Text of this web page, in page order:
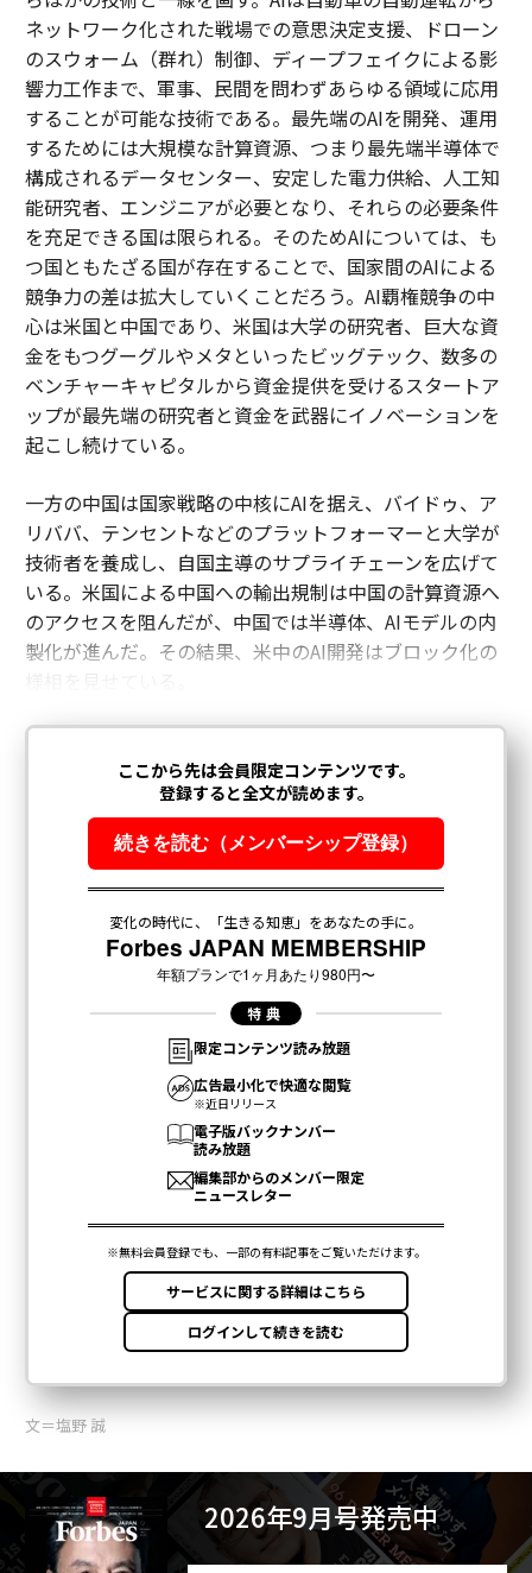
ネットワーク化された戦場での意思決定支援、ドローン
のスウォーム（群れ）制御、ディープフェイクによる影
響力工作まで、軍事、民間を問わずあらゆる領域に応用
することが可能な技術である。最先端のAIを開発、運用
するためには大規模な計算資源、つまり最先端半導体で
構成されるデータセンター、安定した電力供給、人工知
能研究者、エンジニアが必要となり、それらの必要条件
を充足できる国は限られる。そのためAIについては、も
つ国ともたざる国が存在することで、国家間のAIによる
競争力の差は拡大していくことだろう。AI覇権競争の中
心は米国と中国であり、米国は大学の研究者、巨大な資
金をもつグーグルやメタといったビッグテック、数多の
ベンチャーキャピタルから資金提供を受けるスタートア
ップが最先端の研究者と資金を武器にイノベーションを
起こし続けている。
一方の中国は国家戦略の中核にAIを据え、バイドゥ、ア
リババ、テンセントなどのプラットフォーマーと大学が
技術者を養成し、自国主導のサプライチェーンを広げて
いる。米国による中国への輸出規制は中国の計算資源へ
のアクセスを阻んだが、中国では半導体、AIモデルの内
製化が進んだ。その結果、米中のAI開発はブロック化の
文＝塩野 誠
2026年9月号発売中